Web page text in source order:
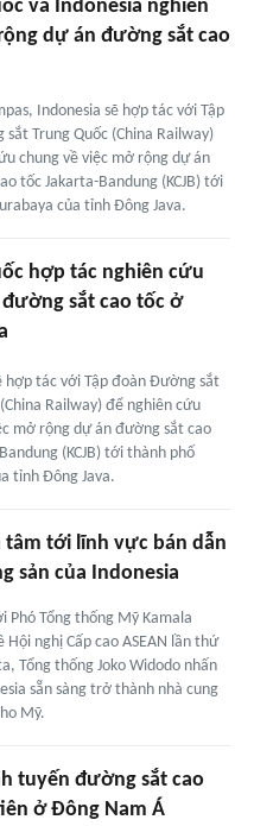
và Indonesia nghiên
dự án đường sắt cao
Indonesia sẽ hợp tác với Tập
Trung Quốc (China Railway)
chung về việc mở rộng dự án
tốc Jakarta-Bandung (KCJB) tới
của tỉnh Đông Java.
hợp tác nghiên cứu
sắt cao tốc ở
hợp tác với Tập đoàn Đường sắt
Railway) để nghiên cứu
mở rộng dự án đường sắt cao
(KCJB) tới thành phố
tỉnh Đông Java.
tâm tới lĩnh vực bán dẫn
sản của Indonesia
Phó Tổng thống Mỹ Kamala
Hội nghị Cấp cao ASEAN lần thứ
Tổng thống Joko Widodo nhấn
sẵn sàng trở thành nhà cung
Mỹ.
tuyến đường sắt cao
ở Đông Nam Á